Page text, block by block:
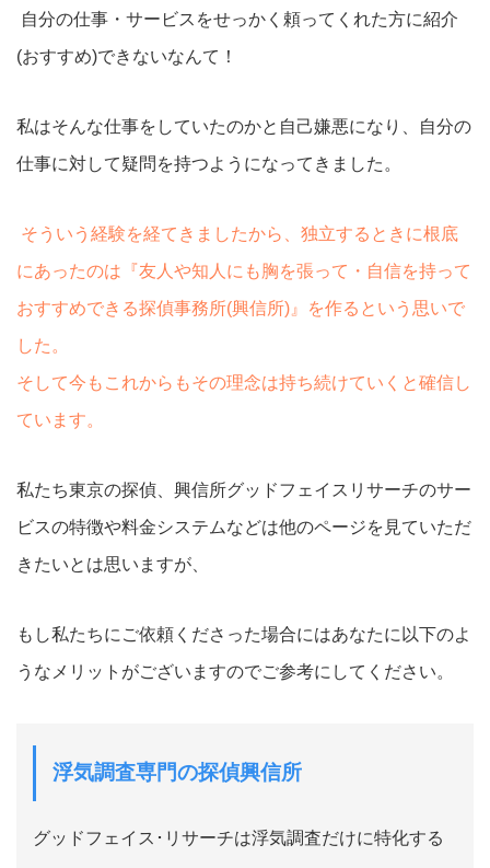
自分の仕事・サービスをせっかく頼ってくれた方に紹介
(おすすめ)できないなんて！
私はそんな仕事をしていたのかと自己嫌悪になり、自分の
仕事に対して疑問を持つようになってきました。
そういう経験を経てきましたから、独立するときに根底
にあったのは『友人や知人にも胸を張って・自信を持って
おすすめできる探偵事務所(興信所)』を作るという思いで
した。
そして今もこれからもその理念は持ち続けていくと確信し
ています。
私たち東京の探偵、興信所グッドフェイスリサーチのサー
ビスの特徴や料金システムなどは他のページを見ていただ
きたいとは思いますが、
もし私たちにご依頼くださった場合にはあなたに以下のよ
うなメリットがございますのでご参考にしてください。
浮気調査専門の探偵興信所
グッドフェイス･リサーチは浮気調査だけに特化する